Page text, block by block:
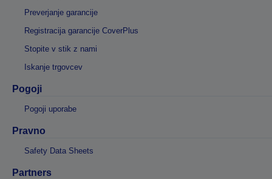
Preverjanje garancije
Registracija garancije CoverPlus
Stopite v stik z nami
Iskanje trgovcev
Pogoji
Pogoji uporabe
Pravno
Safety Data Sheets
Partners